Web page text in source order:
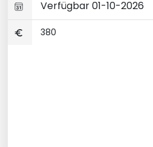
Verfügbar 01-10-2026
380